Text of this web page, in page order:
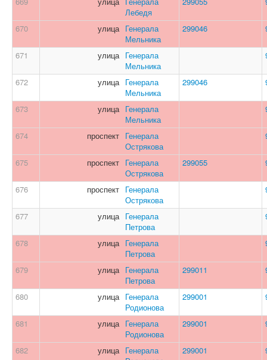
Лебедя
670 улица Генерала
Мельника
299046
671 улица Генерала
Мельника
672 улица Генерала
Мельника
299046
673 улица Генерала
Мельника
674 проспект Генерала
Острякова
675 проспект Генерала
Острякова
299055
676 проспект Генерала
Острякова
677 улица Генерала
Петрова
678 улица Генерала
Петрова
679 улица Генерала
Петрова
299011
680 улица Генерала
Родионова
299001
681 улица Генерала
Родионова
299001
682 улица Генерала
299001